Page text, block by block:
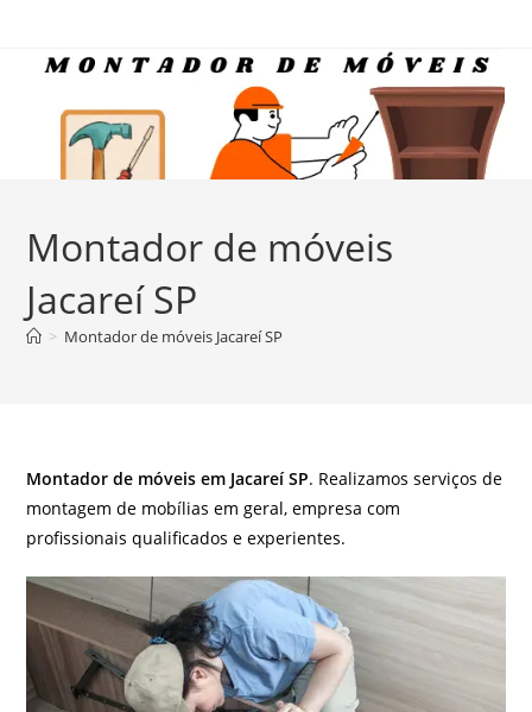
Montador de móveis
Jacareí SP
> Montador de móveis Jacareí SP
Montador de móveis em Jacareí SP. Realizamos serviços de
montagem de mobílias em geral, empresa com
profissionais qualificados e experientes.